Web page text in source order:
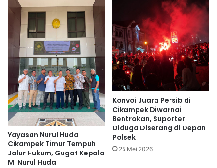
Yayasan Nurul Huda
Cikampek Timur Tempuh
Jalur Hukum, Gugat Kepala
MI Nurul Huda
Konvoi Juara Persib di
Cikampek Diwarnai
Bentrokan, Suporter
Diduga Diserang di Depan
Polsek
25 Mei 2026